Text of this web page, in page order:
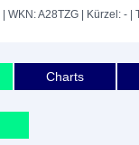
| WKN: A28TZG | Kürzel: - |
Charts